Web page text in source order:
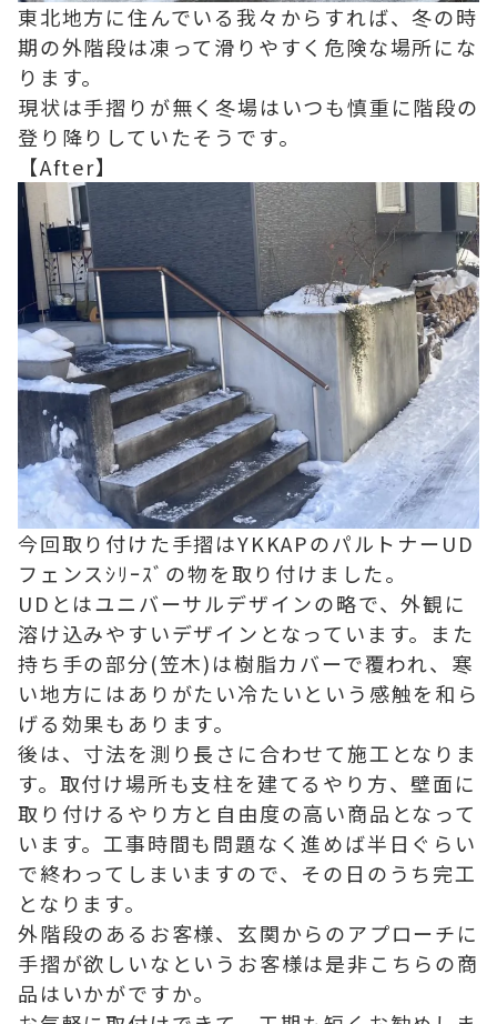
東北地方に住んでいる我々からすれば、冬の時
期の外階段は凍って滑りやすく危険な場所にな
ります。
現状は手摺りが無く冬場はいつも慎重に階段の
登り降りしていたそうです。
【After】
今回取り付けた手摺はYKKAPのパルトナーUD
フェンスｼﾘｰｽﾞの物を取り付けました。
UDとはユニバーサルデザインの略で、外観に
溶け込みやすいデザインとなっています。また
持ち手の部分(笠木)は樹脂カバーで覆われ、寒
い地方にはありがたい冷たいという感触を和ら
げる効果もあります。
後は、寸法を測り長さに合わせて施工となりま
す。取付け場所も支柱を建てるやり方、壁面に
取り付けるやり方と自由度の高い商品となって
います。工事時間も問題なく進めば半日ぐらい
で終わってしまいますので、その日のうち完工
となります。
外階段のあるお客様、玄関からのアプローチに
手摺が欲しいなというお客様は是非こちらの商
品はいかがですか。